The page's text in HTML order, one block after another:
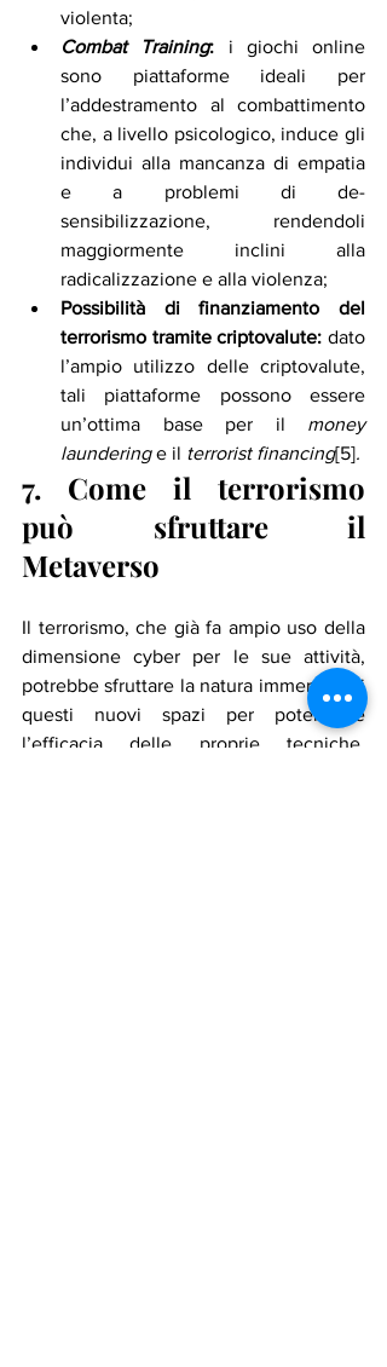
violenta;
Combat Training: i giochi online
sono piattaforme ideali per
l’addestramento al combattimento
che, a livello psicologico, induce gli
individui alla mancanza di empatia
e a problemi di de-
sensibilizzazione, rendendoli
maggiormente inclini alla
radicalizzazione e alla violenza;
Possibilità di finanziamento del
terrorismo tramite criptovalute: dato
l’ampio utilizzo delle criptovalute,
tali piattaforme possono essere
un’ottima base per il money
laundering e il terrorist financing[5].
7. Come il terrorismo
può sfruttare il
Metaverso
Il terrorismo, che già fa ampio uso della
dimensione cyber per le sue attività,
potrebbe sfruttare la natura immersiva di
questi nuovi spazi per potenziare